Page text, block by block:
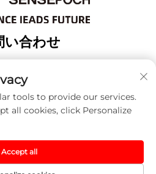
い合わせ
protected]
ポック（上海）オートメーション
べての権利は留保されます。 -
シーポリシー
tools to provide our services.
all cookies, click Personalize
Accept all